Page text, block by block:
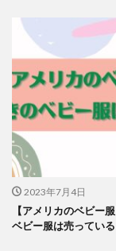
2023年7月4日
【アメリカのベビー
ベビー服は売っている